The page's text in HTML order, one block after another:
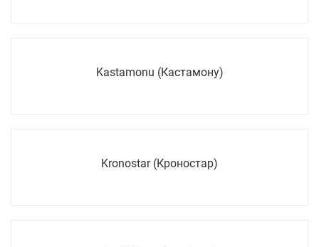
Kastamonu (Кастамону)
Kronostar (Кроностар)